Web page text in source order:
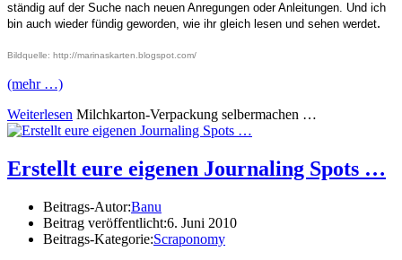
ständig auf der Suche nach neuen Anregungen oder Anleitungen. Und ich
bin auch wieder fündig geworden, wie ihr gleich lesen und sehen werdet.
Bildquelle: http://marinaskarten.blogspot.com/
(mehr …)
Weiterlesen Milchkarton-Verpackung selbermachen …
Erstellt eure eigenen Journaling Spots …
Beitrags-Autor:Banu
Beitrag veröffentlicht:6. Juni 2010
Beitrags-Kategorie:Scraponomy